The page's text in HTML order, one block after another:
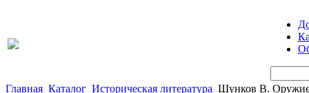
Главная Каталог Историческая литература Шунков В. Оружие